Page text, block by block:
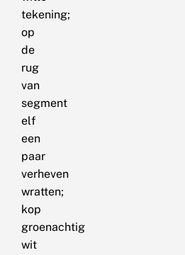
tekening;
op
de
rug
van
segment
elf
een
paar
verheven
wratten;
kop
groenachtig
wit